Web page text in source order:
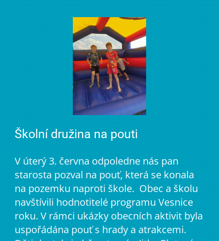
Školní družina na pouti
V úterý 3. června odpoledne nás pan
starosta pozval na pouť, která se konala
na pozemku naproti škole. Obec a školu
navštívili hodnotitelé programu Vesnice
roku. V rámci ukázky obecních aktivit byla
uspořádána pouť s hrady a atrakcemi.